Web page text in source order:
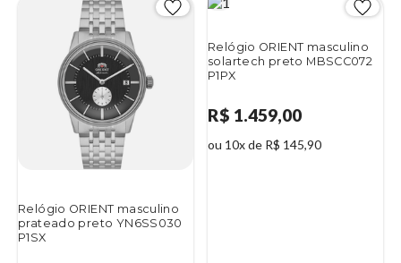
Relógio ORIENT masculino
prateado preto YN6SS030
P1SX
Relógio ORIENT masculino
solartech preto MBSCC072
P1PX
R$ 1.459,00
ou 10x de R$ 145,90